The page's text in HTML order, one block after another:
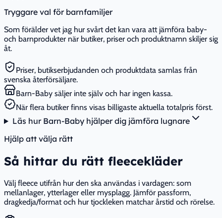
Tryggare val för barnfamiljer
Som förälder vet jag hur svårt det kan vara att jämföra baby-
och barnprodukter när butiker, priser och produktnamn skiljer sig
åt.
Priser, butikserbjudanden och produktdata samlas från
svenska återförsäljare.
Barn-Baby säljer inte själv och har ingen kassa.
När flera butiker finns visas billigaste aktuella totalpris först.
Läs hur Barn-Baby hjälper dig jämföra lugnare
Hjälp att välja rätt
Så hittar du rätt fleecekläder
Välj fleece utifrån hur den ska användas i vardagen: som
mellanlager, ytterlager eller mysplagg. Jämför passform,
dragkedja/format och hur tjockleken matchar årstid och rörelse.